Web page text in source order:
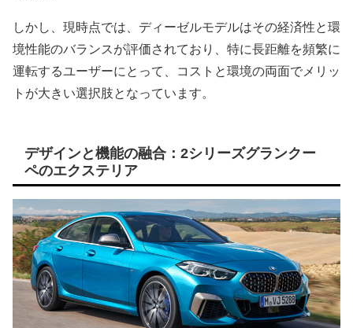
しかし、現時点では、ディーゼルモデルはその経済性と環
境性能のバランスが評価されており、特に長距離を頻繁に
運転するユーザーにとって、コストと環境の両面でメリッ
トが大きい選択肢となっています。
デザインと機能の融合：2シリーズグランクー
ペのエクステリア